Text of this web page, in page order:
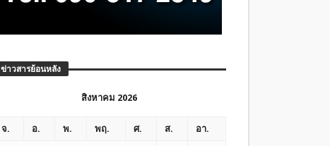
ข่าวสารย้อนหลัง
สิงหาคม 2026
จ. อ. พ. พฤ. ศ. ส. อา.